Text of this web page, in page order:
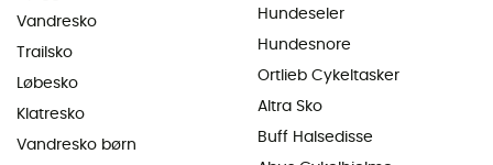
Vandresko
Trailsko
Løbesko
Klatresko
Vandresko børn
Hundeseler
Hundesnore
Ortlieb Cykeltasker
Altra Sko
Buff Halsedisse